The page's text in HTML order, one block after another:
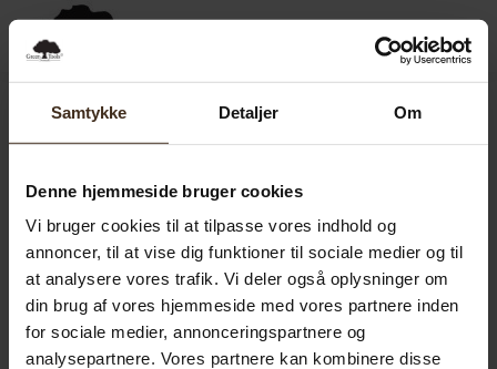
Samtykke Detaljer Om
Denne hjemmeside bruger cookies
Vi bruger cookies til at tilpasse vores indhold og
annoncer, til at vise dig funktioner til sociale medier og til
at analysere vores trafik. Vi deler også oplysninger om
din brug af vores hjemmeside med vores partnere inden
for sociale medier, annonceringspartnere og
analysepartnere. Vores partnere kan kombinere disse
0,00SEK 0